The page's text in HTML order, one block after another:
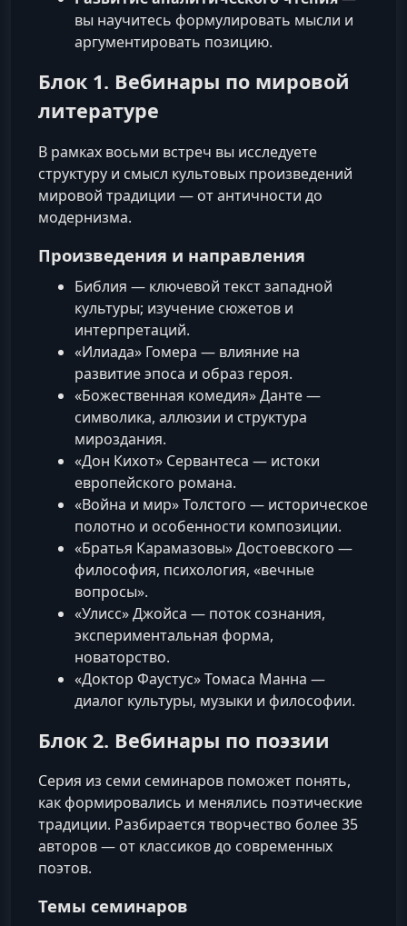
вы научитесь формулировать мысли и
аргументировать позицию.
Блок 1. Вебинары по мировой
литературе
В рамках восьми встреч вы исследуете
структуру и смысл культовых произведений
мировой традиции — от античности до
модернизма.
Произведения и направления
Библия — ключевой текст западной
культуры; изучение сюжетов и
интерпретаций.
«Илиада» Гомера — влияние на
развитие эпоса и образ героя.
«Божественная комедия» Данте —
символика, аллюзии и структура
мироздания.
«Дон Кихот» Сервантеса — истоки
европейского романа.
«Война и мир» Толстого — историческое
полотно и особенности композиции.
«Братья Карамазовы» Достоевского —
философия, психология, «вечные
вопросы».
«Улисс» Джойса — поток сознания,
экспериментальная форма,
новаторство.
«Доктор Фаустус» Томаса Манна —
диалог культуры, музыки и философии.
Блок 2. Вебинары по поэзии
Серия из семи семинаров поможет понять,
как формировались и менялись поэтические
традиции. Разбирается творчество более 35
авторов — от классиков до современных
поэтов.
Темы семинаров